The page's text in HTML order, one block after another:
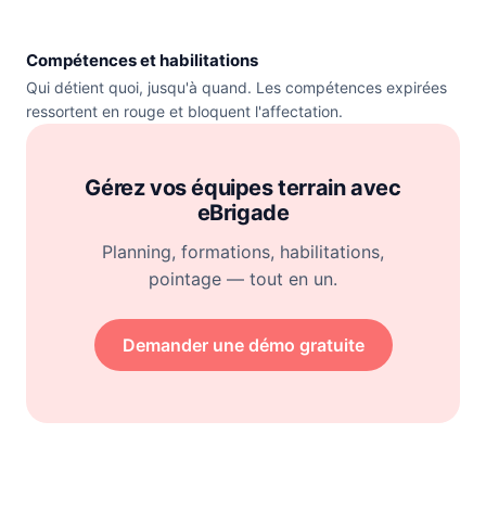
Compétences et habilitations
Qui détient quoi, jusqu'à quand. Les compétences expirées
ressortent en rouge et bloquent l'affectation.
Gérez vos équipes terrain avec
eBrigade
Planning, formations, habilitations,
pointage — tout en un.
Demander une démo gratuite